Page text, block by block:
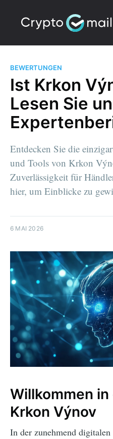
BEWERTUNGEN
Ist Krkon
Lesen Sie
Entdecken Sie die
und Tools von Krkon
Zuverlässigkeit für
hier, um Einblicke zu
6 MAI 2026
Willkommen
Krkon Výnov
In der zunehmend